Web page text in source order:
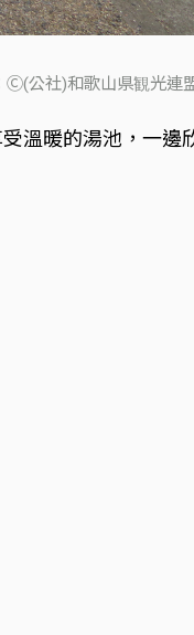
Ⓒ(公社)和歌山県観光連
溫暖的湯池，一邊